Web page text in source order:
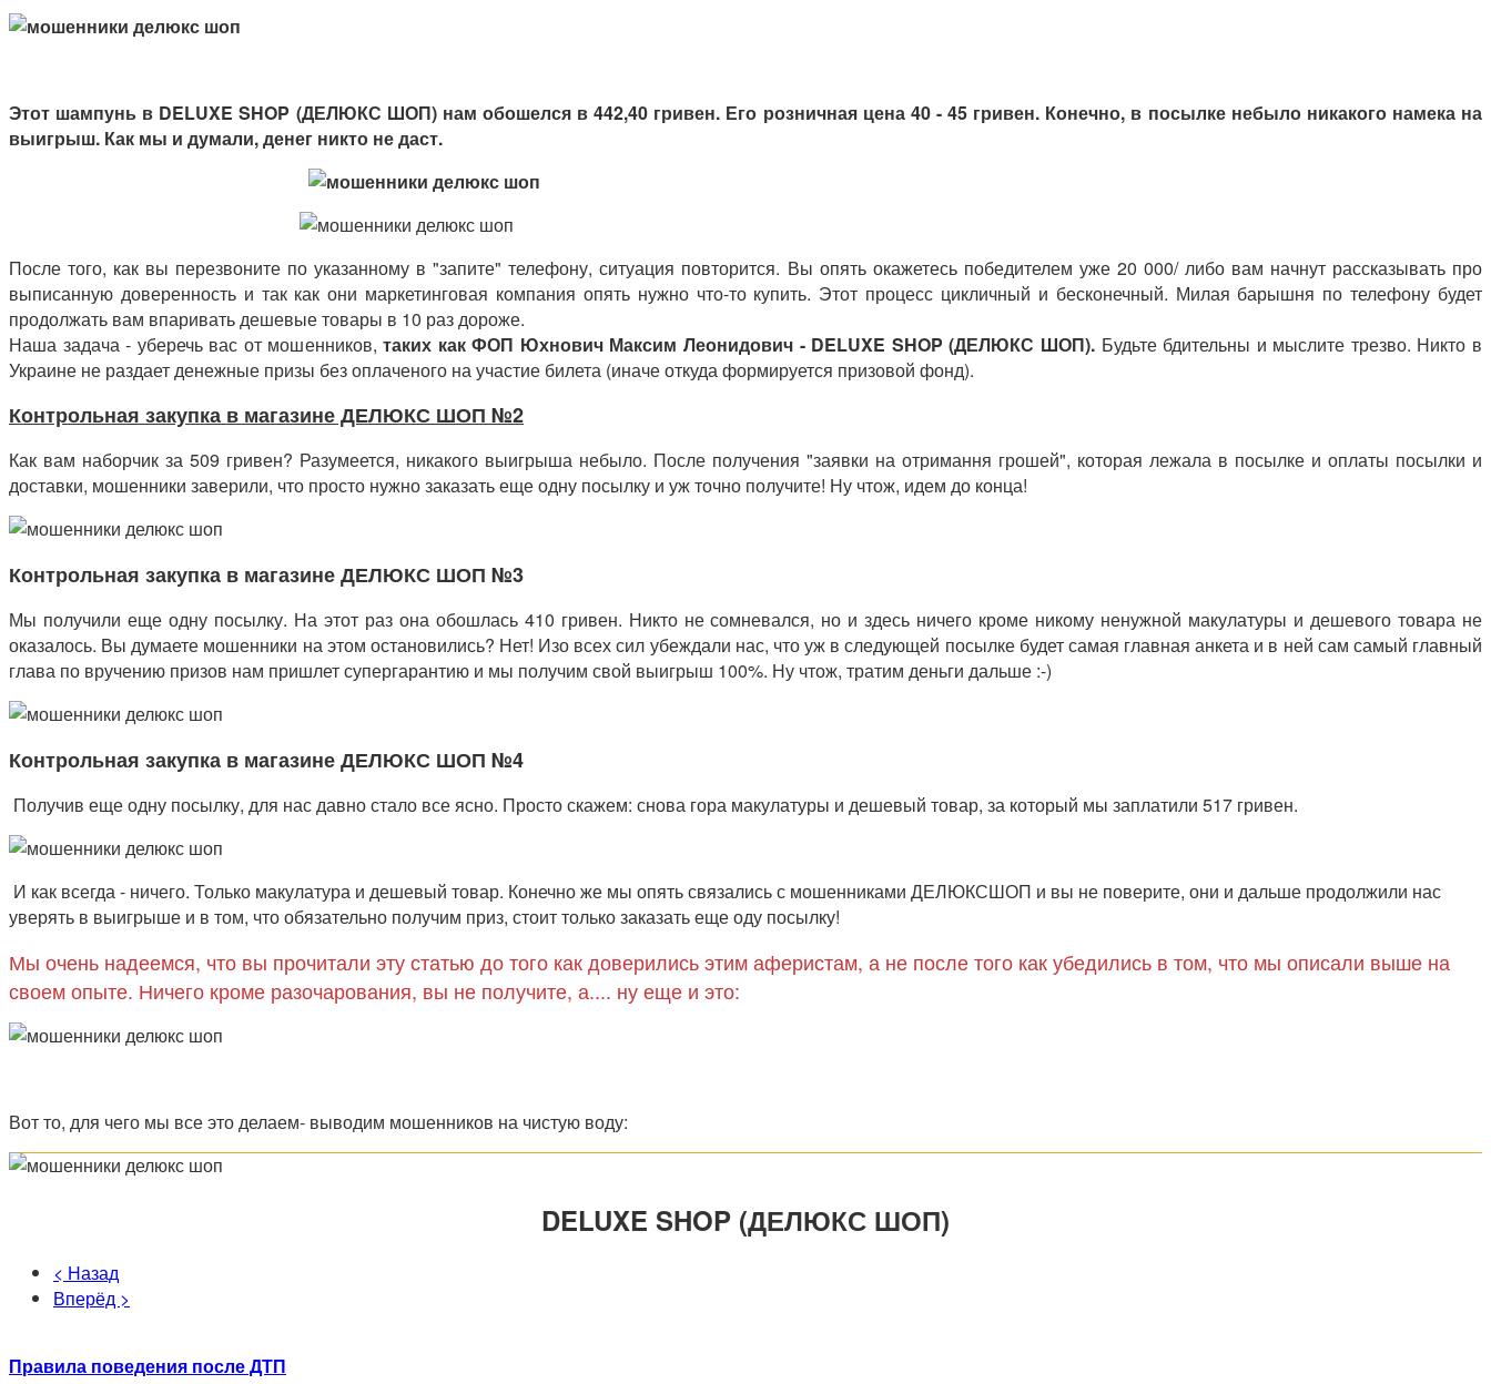
Этот шампунь в DELUXE SHOP (ДЕЛЮКС ШОП) нам обошелся в 442,40 гривен. Его розничная цена 40 - 45 гривен. Конечно, в посылке небыло никакого намека на
выигрыш. Как мы и думали, денег никто не даст.
После того, как вы перезвоните по указанному в "запите" телефону, ситуация повторится. Вы опять окажетесь победителем уже 20 000/ либо вам начнут рассказывать про
выписанную доверенность и так как они маркетинговая компания опять нужно что-то купить. Этот процесс цикличный и бесконечный. Милая барышня по телефону будет
продолжать вам впаривать дешевые товары в 10 раз дороже.
Наша задача - уберечь вас от мошенников,таких как ФОП Юхнович Максим Леонидович - DELUXE SHOP (ДЕЛЮКС ШОП). Будьте бдительны и мыслите трезво. Никто в
Украине не раздает денежные призы без оплаченого на участие билета (иначе откуда формируется призовой фонд).
Контрольная закупка в магазине ДЕЛЮКС ШОП №2
Как вам наборчик за 509 гривен? Разумеется, никакого выигрыша небыло. После получения "заявки на отримання грошей", которая лежала в посылке и оплаты посылки и
доставки, мошенники заверили, что просто нужно заказать еще одну посылку и уж точно получите! Ну чтож, идем до конца!
Контрольная закупка в магазине ДЕЛЮКС ШОП №3
Мы получили еще одну посылку. На этот раз она обошлась 410 гривен. Никто не сомневался, но и здесь ничего кроме никому ненужной макулатуры и дешевого товара не
оказалось. Вы думаете мошенники на этом остановились? Нет! Изо всех сил убеждали нас, что уж в следующей посылке будет самая главная анкета и в ней сам самый главный
глава по вручению призов нам пришлет супергарантию и мы получим свой выигрыш 100%. Ну чтож, тратим деньги дальше :-)
Контрольная закупка в магазине ДЕЛЮКС ШОП №4
Получив еще одну посылку, для нас давно стало все ясно. Просто скажем: снова гора макулатуры и дешевый товар, за который мы заплатили 517 гривен.
И как всегда - ничего. Только макулатура и дешевый товар. Конечно же мы опять связались с мошенниками ДЕЛЮКСШОП и вы не поверите, они и дальше продолжили нас
уверять в выигрыше и в том, что обязательно получим приз, стоит только заказать еще оду посылку!
Мы очень надеемся, что вы прочитали эту статью до того как доверились этим аферистам, а не после того как убедились в том, что мы описали выше на
своем опыте. Ничего кроме разочарования, вы не получите, а.... ну еще и это:
Вот то, для чего мы все это делаем- выводим мошенников на чистую воду:
DELUXE SHOP (ДЕЛЮКС ШОП)
< Назад
Вперёд >
Правила поведения после ДТП